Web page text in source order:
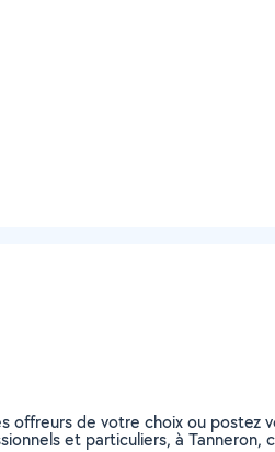
offreurs de votre choix ou
et particuliers, à